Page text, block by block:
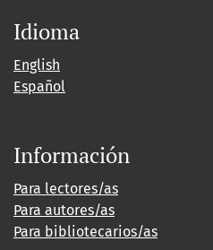
Idioma
English
Español
Información
Para lectores/as
Para autores/as
Para bibliotecarios/as